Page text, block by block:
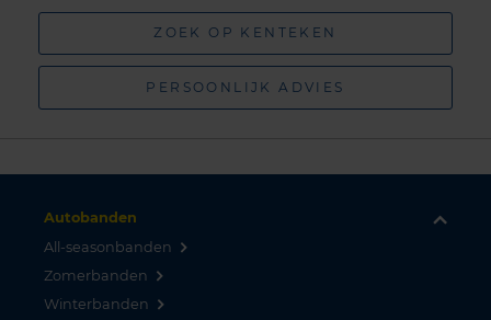
ZOEK OP KENTEKEN
PERSOONLIJK ADVIES
Autobanden
All-seasonbanden
Zomerbanden
Winterbanden